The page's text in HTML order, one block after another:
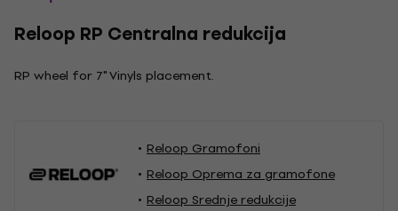
Reloop RP Centralna redukcija
RP wheel for 7" Vinyls placement.
Reloop Gramofoni
Reloop Oprema za gramofone
Reloop Srednje redukcije